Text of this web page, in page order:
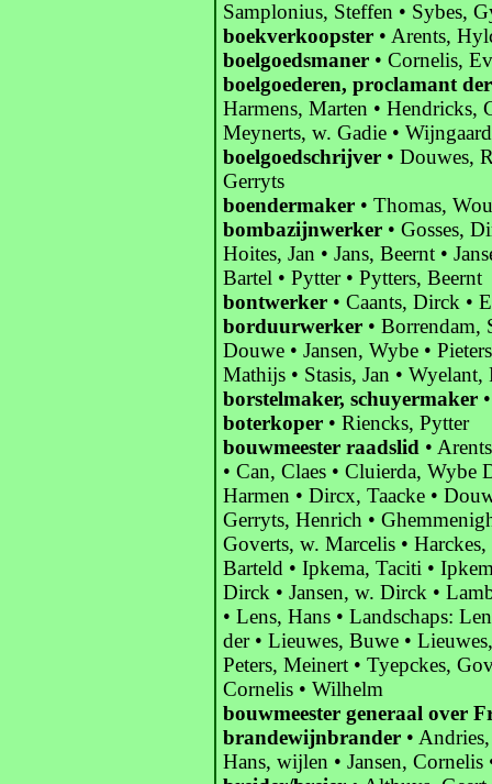
Samplonius, Steffen • Sybes,
boekverkoopster • Arents,
boelgoedsmaner • Cornelis,
boelgoederen, proclamant der
Harmens, Marten • Hendricks,
Meynerts, w. Gadie •
boelgoedschrijver • Douwes,
Gerryts
boendermaker • Thomas,
bombazijnwerker • Gosses,
Hoites, Jan • Jans, Beernt •
Bartel • Pytter • Pytters, Beernt
bontwerker • Caants, Dirck •
borduurwerker • Borrendam,
Douwe • Jansen, Wybe •
Mathijs • Stasis, Jan • Wyelant,
borstelmaker, schuyermaker
boterkoper • Riencks, Pytter
bouwmeester raadslid •
• Can, Claes • Cluierda, Wybe
Harmen • Dircx, Taacke •
Gerryts, Henrich •
Goverts, w. Marcelis •
Barteld • Ipkema, Taciti •
Dirck • Jansen, w. Dirck •
• Lens, Hans • Landschaps:
der • Lieuwes, Buwe •
Peters, Meinert • Tyepckes,
Cornelis • Wilhelm
bouwmeester generaal over
brandewijnbrander •
Hans, wijlen • Jansen,